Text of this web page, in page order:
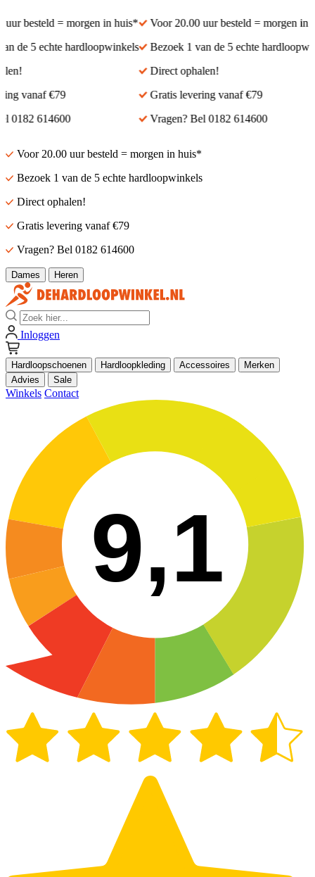
besteld = morgen in huis*
de 5 echte hardloopwinkels
vanaf €79
614600
Voor 20.00 uur besteld = morgen in
Bezoek 1 van de 5 echte
Direct ophalen!
Gratis levering vanaf €79
Vragen? Bel 0182 614600
Voor 20.00 uur besteld = morgen in huis*
Bezoek 1 van de 5 echte hardloopwinkels
Direct ophalen!
Gratis levering vanaf €79
Vragen? Bel 0182 614600
Dames Heren
Zoek
Inloggen
Hardloopschoenen Hardloopkleding Accessoires
Merken
Advies
Sale
Winkels Contact
9,1